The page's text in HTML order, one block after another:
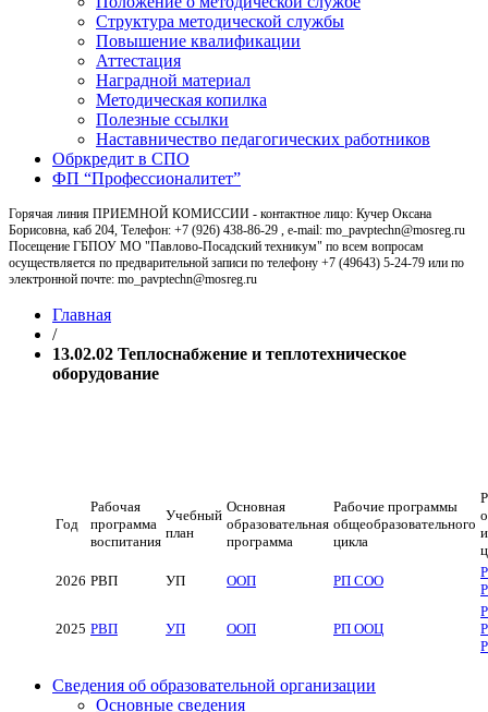
Структура методической службы
Повышение квалификации
Аттестация
Наградной материал
Методическая копилка
Полезные ссылки
Наставничество педагогических работников
Обркредит в СПО
ФП “Профессионалитет”
Горячая линия ПРИЕМНОЙ КОМИССИИ - контактное лицо: Кучер Оксана
Борисовна, каб 204, Телефон: +7 (926) 438-86-29 , e-mail: mo_pavptechn@mosreg.ru
Посещение ГБПОУ МО "Павлово-Посадский техникум" по всем вопросам
осуществляется по предварительной записи по телефону +7 (49643) 5-24-79 или по
электронной почте: mo_pavptechn@mosreg.ru
Главная
/
13.02.02 Теплоснабжение и теплотехническое
оборудование
Год
Рабочая
программа
воспитания
Учебный
план
Основная
образовательная
программа
Рабочие программы
общеобразовательного
цикла
2026 РВП УП ООП РП СОО
2025 РВП УП ООП РП ООЦ
Сведения об образовательной организации
Основные сведения